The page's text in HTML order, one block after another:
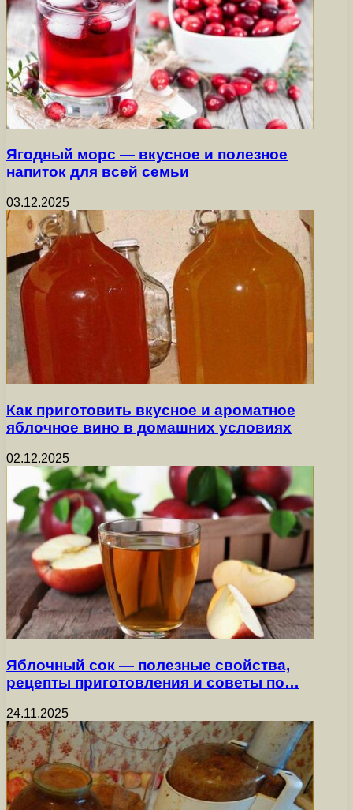
Ягодный морс — вкусное и полезное
напиток для всей семьи
03.12.2025
Как приготовить вкусное и ароматное
яблочное вино в домашних условиях
02.12.2025
Яблочный сок — полезные свойства,
рецепты приготовления и советы по…
24.11.2025